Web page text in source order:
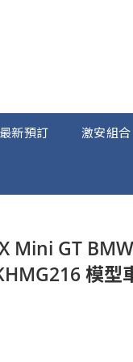
新預訂 激安組合
Mini GT
模型